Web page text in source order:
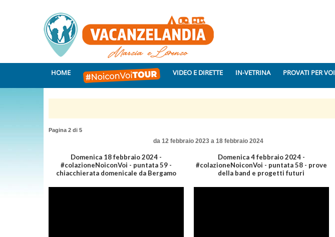
HOME VIDEO E DIRETTE IN-VETRINA PROVATI PER VOI
Pagina 2 di 5
da 12 febbraio 2023 a 18 febbraio 2024
Domenica 18 febbraio 2024 -
#colazioneNoiconVoi - puntata 59 -
chiacchierata domenicale da Bergamo
Domenica 4 febbraio 2024 -
#colazioneNoiconVoi - puntata 58 - prove
della band e progetti futuri